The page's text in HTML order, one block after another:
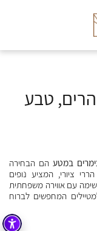
הרים, טבע
במטע הם הבחירה
ציורי, המציע נופים
עם אווירה משפחתית
המחפשים לברוח